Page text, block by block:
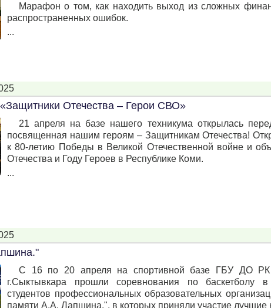
Марафон о том, как находить выход из сложных
распространенных ошибок.
...
Отечества – Герои СВО»
21 апреля на базе нашего техникума открылась
посвященная нашим героям – Защитникам Отечества!
к 80-летию Победы в Великой Отечественной войне и
Отечества и Году Героев в Республике Коми.
...
C 16 по 20 апреля на спортивной базе ГБУ ДО
г.Сыктывкара прошли соревнования по баскетболу
студентов профессиональных образовательных
памяти А.А. Лапшина.", в которых приняли участие лучшие